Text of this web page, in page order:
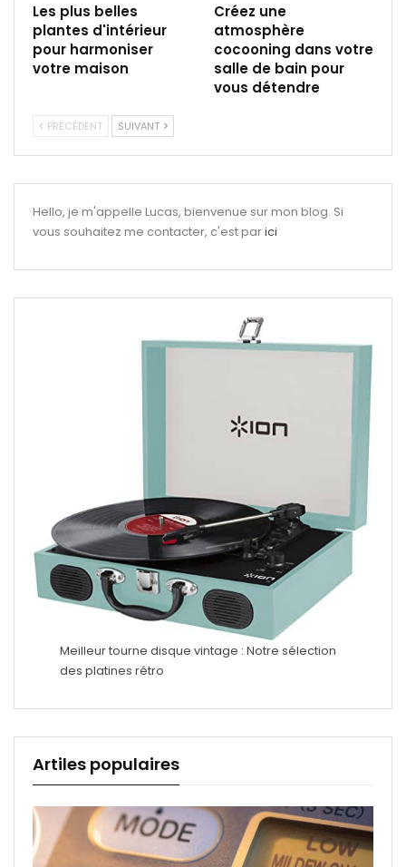
Les plus belles
plantes d'intérieur
pour harmoniser
votre maison
Créez une
atmosphère
cocooning dans votre
salle de bain pour
vous détendre
PRÉCÉDENT SUIVANT
Hello, je m'appelle Lucas, bienvenue sur mon blog. Si
vous souhaitez me contacter, c'est parici
Meilleur tourne disque vintage : Notre sélection
des platines rétro
Artiles populaires